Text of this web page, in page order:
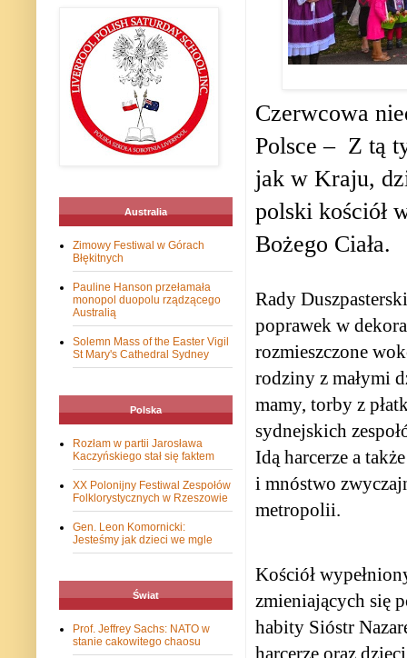
Czerwcowa
Polsce – Z tą
jak w Kraju,
polski kościół
Bożego Ciała.
Rady
poprawek w
rozmieszczone
rodziny z małymi
mamy, torby z
sydnejskich
Idą harcerze a
i mnóstwo
metropolii.
Kościół
zmieniających się
habity Sióstr
Australia
Zimowy Festiwal w Górach
Błękitnych
Pauline Hanson przełamała
monopol duopolu rządzącego
Australią
Solemn Mass of the Easter Vigil
St Mary's Cathedral Sydney
Polska
Rozłam w partii Jarosława
Kaczyńskiego stał się faktem
XX Polonijny Festiwal Zespołów
Folklorystycznych w Rzeszowie
Gen. Leon Komornicki:
Jesteśmy jak dzieci we mgle
Świat
Prof. Jeffrey Sachs: NATO w
stanie cakowitego chaosu